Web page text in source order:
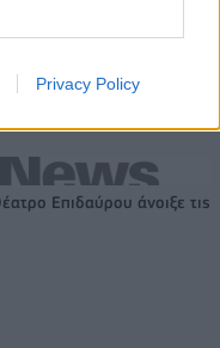
Privacy Policy
σειρά δεικτών
Επιδαύρου άνοιξε τις